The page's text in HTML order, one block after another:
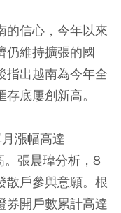
的信心，今年以來
仍維持擴張的國
指出越南為今年全
底屢創新高。
漲幅高達
。張晨瑋分析，8
散戶參與意願。根
券開戶數累計高達